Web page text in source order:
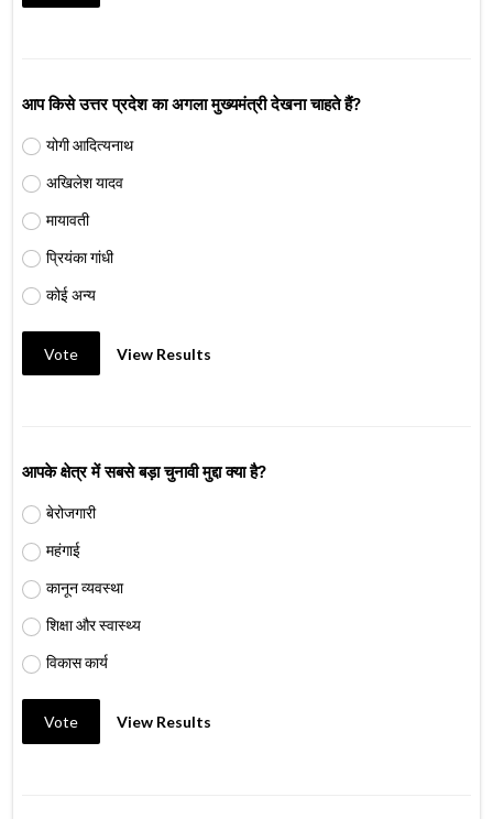
आप किसे उत्तर प्रदेश का अगला मुख्यमंत्री देखना चाहते हैं?
योगी आदित्यनाथ
अखिलेश यादव
मायावती
प्रियंका गांधी
कोई अन्य
Vote View Results
आपके क्षेत्र में सबसे बड़ा चुनावी मुद्दा क्या है?
बेरोजगारी
महंगाई
कानून व्यवस्था
शिक्षा और स्वास्थ्य
विकास कार्य
Vote View Results